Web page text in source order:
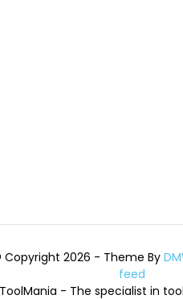
Copyright 2026 - Theme By
feed
ToolMania - The specialist in